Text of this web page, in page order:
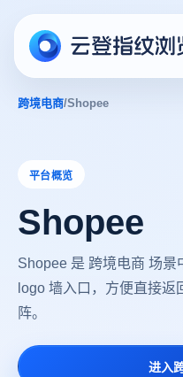
跨境电商/Shopee
平台概览
Shopee
Shopee 是 跨境电商 场
logo 墙入口，方便直接
阵。
进入